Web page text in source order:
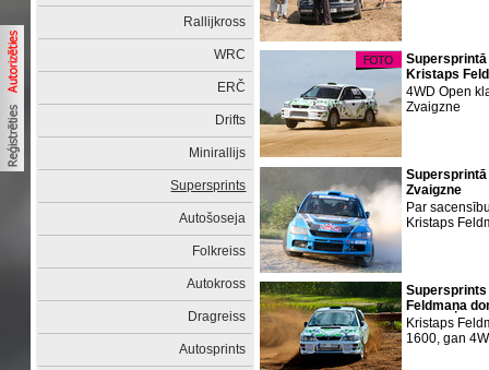
Rallijkross
WRC
ERČ
Drifts
Minirallijs
Supersprints
Autošoseja
Folkreiss
Autokross
Dragreiss
Autosprints
Kristaps
4WD Open
Zvaigzne
Zvaigzne
Par
Kristaps
Feldmaņa
Kristaps
1600, gan